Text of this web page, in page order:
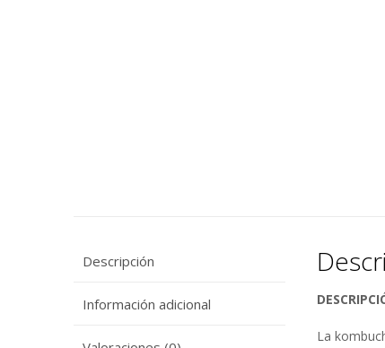
Descripción
Información adicional
La